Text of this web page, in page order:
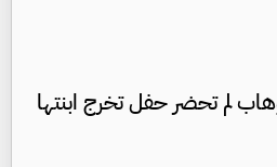
لم تحضر حفل تخرج ابنتها